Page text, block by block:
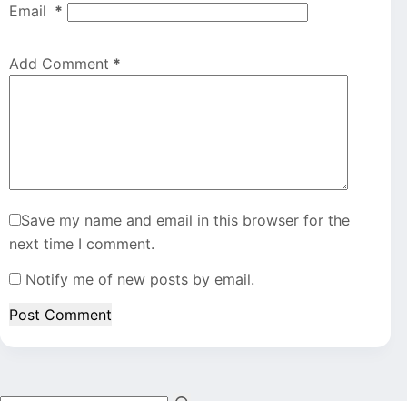
Email *
Add Comment *
Save my name and email in this browser for the
next time I comment.
Notify me of new posts by email.
Post Comment